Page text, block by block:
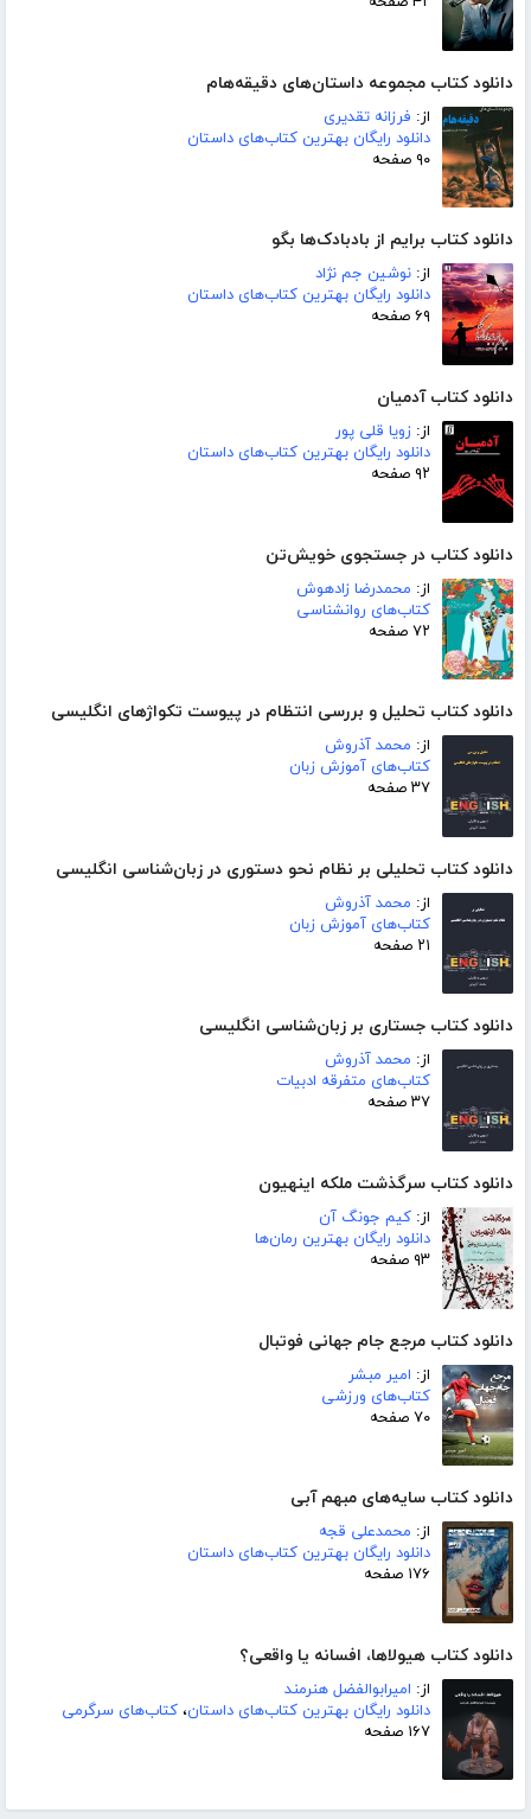
دانلود کتاب مجموعه داستان‌های دقیقه‌هام
از: فرزانه تقدیری
دانلود رایگان بهترین کتاب‌های داستان
۹۰ صفحه
دانلود کتاب برایم از بادبادک‌ها بگو
از: نوشین جم نژاد
دانلود رایگان بهترین کتاب‌های داستان
۶۹ صفحه
دانلود کتاب آدمیان
از: زویا قلی پور
دانلود رایگان بهترین کتاب‌های داستان
۹۲ صفحه
دانلود کتاب در جستجوی خویش‌تن
از: محمدرضا زادهوش
کتاب‌های روانشناسی
۷۲ صفحه
دانلود کتاب تحلیل و بررسی انتظام در پیوست تکواژهای انگلیسی
از: محمد آذروش
کتاب‌های آموزش زبان
۳۷ صفحه
دانلود کتاب تحلیلی بر نظام نحو دستوری در زبان‌شناسی انگلیسی
از: محمد آذروش
کتاب‌های آموزش زبان
۲۱ صفحه
دانلود کتاب جستاری بر زبان‌شناسی انگلیسی
از: محمد آذروش
کتاب‌های متفرقه ادبیات
۳۷ صفحه
دانلود کتاب سرگذشت ملکه اینهیون
از: کیم جونگ آن
دانلود رایگان بهترین رمان‌ها
۹۳ صفحه
دانلود کتاب مرجع جام جهانی فوتبال
از: امیر مبشر
کتاب‌های ورزشی
۷۰ صفحه
دانلود کتاب سایه‌های مبهم آبی
از: محمدعلی قجه
دانلود رایگان بهترین کتاب‌های داستان
۱۷۶ صفحه
دانلود کتاب هیولاها، افسانه یا واقعی؟
از: امیرابوالفضل هنرمند
دانلود رایگان بهترین کتاب‌های داستان، کتاب‌های سرگرمی
۱۶۷ صفحه